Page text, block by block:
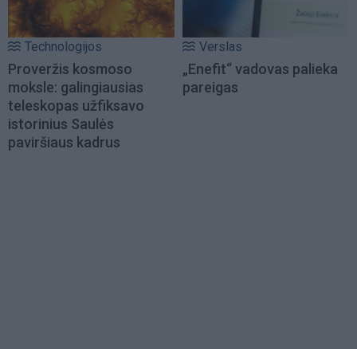
Technologijos
Proveržis kosmoso
moksle: galingiausias
teleskopas užfiksavo
istorinius Saulės
paviršiaus kadrus
Verslas
„Enefit“ vadovas palieka
pareigas